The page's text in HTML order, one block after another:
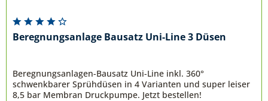
Beregnungsanlage Bausatz Uni-Line 3 Düsen
Beregnungsanlagen-Bausatz Uni-Line inkl. 360°
schwenkbarer Sprühdüsen in 4 Varianten und super leiser
8,5 bar Membran Druckpumpe. Jetzt bestellen!